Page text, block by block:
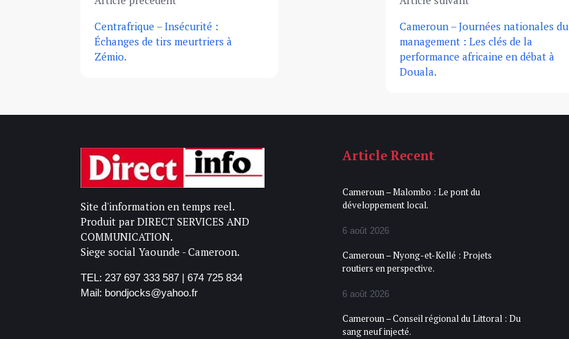
Centrafrique – Insécurité :
Échanges de tirs meurtriers à
Zémio.
Cameroun – Journées nationales du
management : Les clés de la
performance africaine en débat à
Douala.
Site d'information en temps reel.
Produit par DIRECT SERVICES AND
COMMUNICATION.
Siege social Yaounde - Cameroon.
TEL: 237 697 333 587 | 674 725 834
Mail: bondjocks@yahoo.fr
Article Recent
Cameroun – Malombo : Le pont du
développement local.
6 août 2026
Cameroun – Nyong-et-Kellé : Projets
routiers en perspective.
6 août 2026
Cameroun – Conseil régional du Littoral : Du
sang neuf injecté.